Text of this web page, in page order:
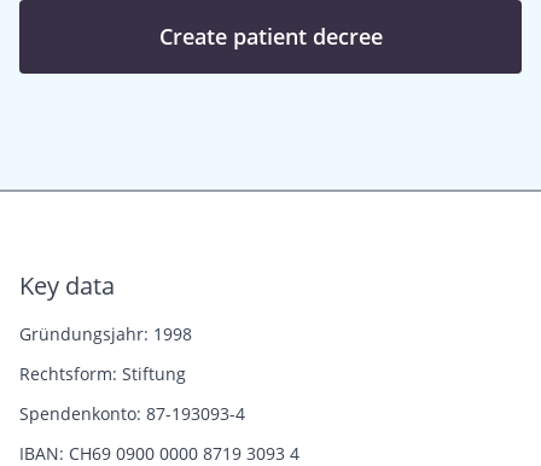
Create patient decree
Key data
Gründungsjahr: 1998
Rechtsform: Stiftung
Spendenkonto: 87-193093-4
IBAN: CH69 0900 0000 8719 3093 4